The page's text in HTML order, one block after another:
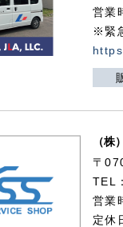
営業
※緊
（株
〒
TEL
営業
定休